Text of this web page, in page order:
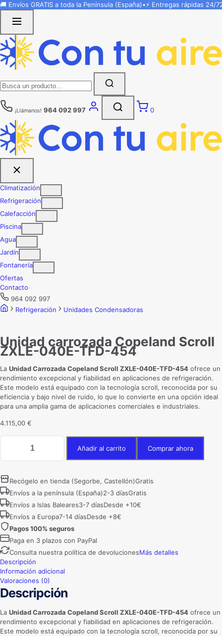
Saltar
contenido
🚚 Envíos GRATIS a toda la Península (España)•⚡ Entregas rápidas 24/
¡Llámanos! 964 092 997 0
Climatización
Refrigeración
Calefacción
Piscina
Agua
Jardín
Fontanería
Ofertas
Contacto
964 092 997
Refrigeración
Unidades Condensadoras
Unidad carrozada Copeland Scroll
ZXLE-040E-TFD-454
La Unidad Carrozada Copeland Scroll ZXLE-040E-TFD-454 ofrece un
rendimiento excepcional y fiabilidad en aplicaciones de refrigeración.
Este modelo está equipado con la tecnología scroll, reconocida por su
eficiencia y bajo nivel de ruido, lo que lo convierte en una opción ideal
para una amplia gama de aplicaciones comerciales e industriales.
4.115,00 €
Copeland
ZXLE-
040E-
TFD-
454
cantidad
Añadir al carrito Comprar ahora
Recógelo en tienda (Segorbe, Castellón)Gratis
Envíos a la península (España)2-3 díasGratis
Envíos a Islas Baleares3-7 díasDesde +10€
Envíos a Europa7-14 díasDesde +8€
Pagos 100% seguros
Paga en 3 plazos con PayPal
Consulta nuestra política de devolucionesMás detalles
Descripción
Información adicional
Valoraciones (0)
Descripción
La Unidad Carrozada Copeland Scroll ZXLE-040E-TFD-454 ofrece un
rendimiento excepcional y fiabilidad en aplicaciones de refrigeración.
Este modelo está equipado con la tecnología scroll, reconocida por su